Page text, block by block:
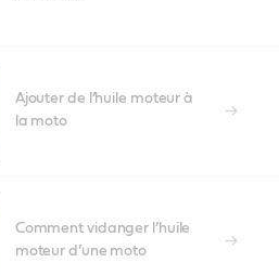
Ajouter de l’huile moteur à
la moto
Comment vidanger l’huile
moteur d’une moto